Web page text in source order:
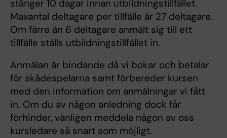
stänger 10 dagar innan utbildningstillfället.
Maxantal deltagare per tillfälle är 27 deltagare.
Om färre än 6 deltagare anmält sig till ett
tillfälle ställs utbildningstillfället in.
Anmälan är bindande då vi bokar och betalar
för skådespelarna samt förbereder kursen
med den information om anmälningar vi fått
in. Om du av någon anledning dock får
förhinder, vänligen meddela någon av oss
kursledare så snart som möjligt.